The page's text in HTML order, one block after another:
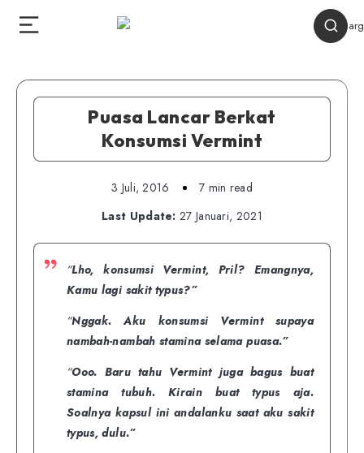
Puasa Lancar Berkat
Konsumsi Vermint
3 Juli, 2016
7 min read
Last Update: 27 Januari, 2021
“Lho, konsumsi Vermint, Pril? Emangnya,
Kamu lagi sakit typus?”
“Nggak. Aku konsumsi Vermint supaya
nambah-nambah stamina selama puasa.”
“Ooo. Baru tahu Vermint juga bagus buat
stamina tubuh. Kirain buat typus aja.
Soalnya kapsul ini andalanku saat aku sakit
typus, dulu.”